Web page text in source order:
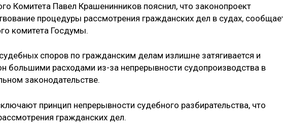
Комитета Павел Крашенинников пояснил, что законопроект
процедуры рассмотрения гражданских дел в судах,
комитета Госдумы.
споров по гражданским делам излишне затягивается и
большими расходами из-за непрерывности судопроизводства в
законодательстве.
принцип непрерывности судебного разбирательства, что
гражданских дел.